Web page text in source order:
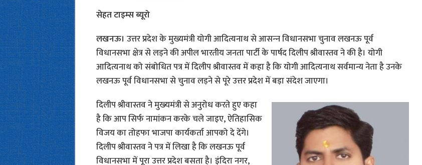
सेहत टाइम्‍स ब्‍यूरो
लखनऊ। उत्तर प्रदेश के मुख्यमंत्री योगी आदित्यनाथ से आसन्‍न विधानसभा चुनाव लखनऊ पूर्व
विधानसभा क्षेत्र से लड़ने की अपील भारतीय जनता पार्टी के पार्षद दिलीप श्रीवास्तव ने की है। योगी
आदित्यनाथ को संबोधित पत्र में दिलीप श्रीवास्तव में कहा है कि योगी आदित्यनाथ सर्वमान्य नेता है उनके
लखनऊ पूर्व विधानसभा से चुनाव लड़ने से पूरे उत्तर प्रदेश में बड़ा संदेश जाएगा।
दिलीप श्रीवास्तव ने मुख्‍यमंत्री से अनुरोध करते हुए कहा
है कि आप सिर्फ नामांकन करके चले जाइए, ऐतिहासिक
विजय का तोहफा भाजपा कार्यकर्ता आपको दे देंगे।
दिलीप श्रीवास्तव ने पत्र में लिखा है कि लखनऊ पूर्व
विधानसभा में पूरा उत्तर प्रदेश बसता है। इंदिरा नगर,